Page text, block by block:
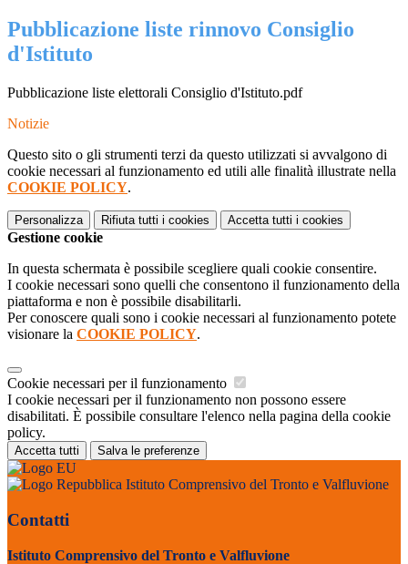
Pubblicazione liste rinnovo Consiglio
d'Istituto
Pubblicazione liste elettorali Consiglio d'Istituto.pdf
Notizie
Questo sito o gli strumenti terzi da questo utilizzati si avvalgono di
cookie necessari al funzionamento ed utili alle finalità illustrate nella
COOKIE POLICY.
Personalizza Rifiuta tutti i cookies Accetta tutti i cookies
Gestione cookie
In questa schermata è possibile scegliere quali cookie consentire.
I cookie necessari sono quelli che consentono il funzionamento della
piattaforma e non è possibile disabilitarli.
Per conoscere quali sono i cookie necessari al funzionamento potete
visionare la COOKIE POLICY.
Cookie necessari per il funzionamento
I cookie necessari per il funzionamento non possono essere
disabilitati. È possibile consultare l'elenco nella pagina della cookie
policy.
Accetta tutti Salva le preferenze
Istituto Comprensivo del Tronto e Valfluvione
Contatti
Istituto Comprensivo del Tronto e Valfluvione